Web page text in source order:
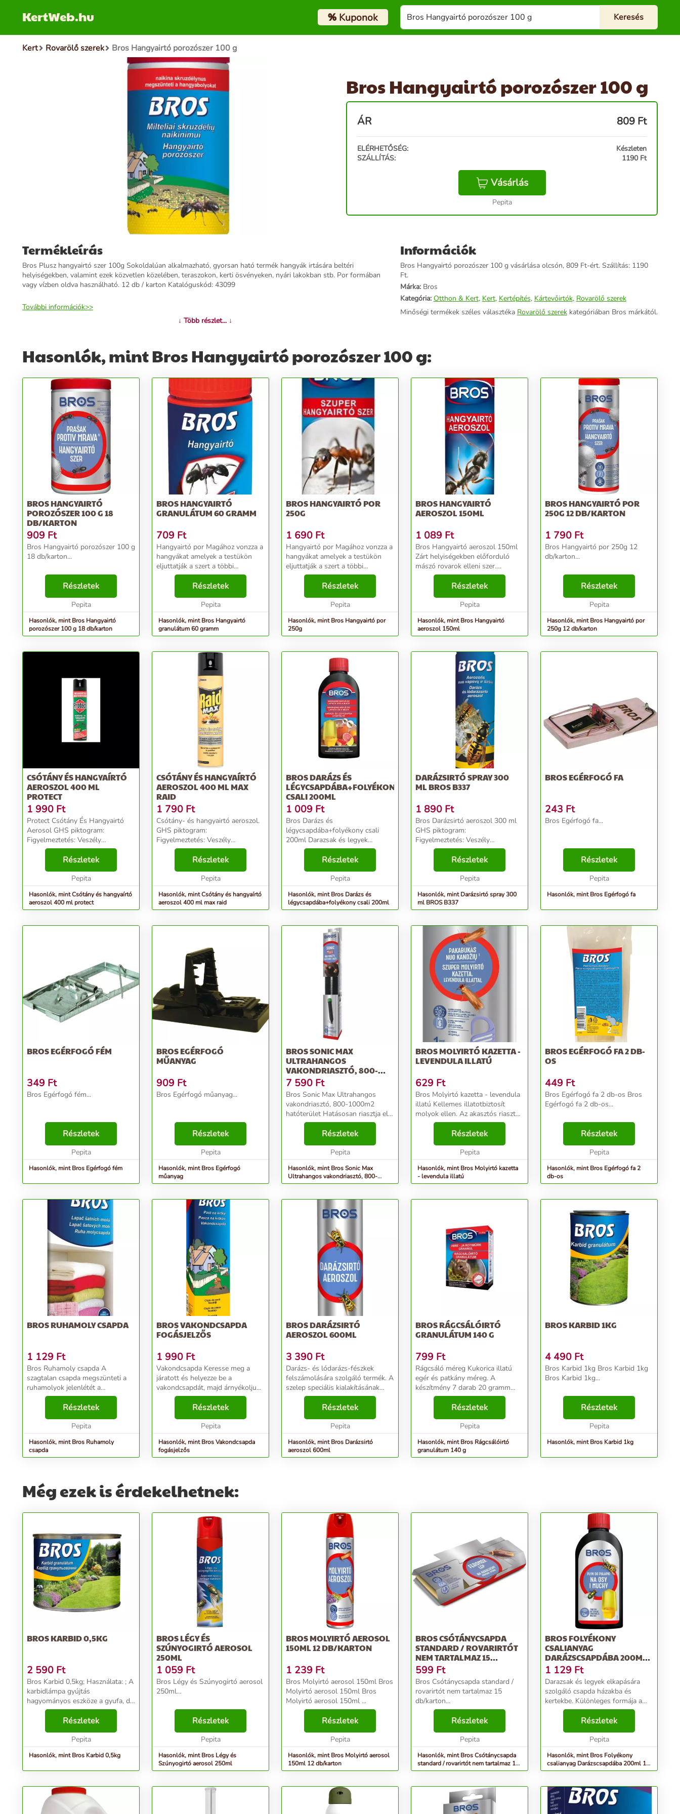
KertWeb.hu %Kuponok
Kert Rovarölő szerek Bros Hangyairtó porozószer 100 g
Bros Hangyairtó porozószer 100 g
ÁR 809 Ft
ELÉRHETŐSÉG:
Készleten
SZÁLLÍTÁS:
1190 Ft
Vásárlás
Pepita
Termékleírás
Bros Plusz hangyairtó szer 100g Sokoldalúan alkalmazható, gyorsan ható termék hangyák irtására beltéri
helyiségekben, valamint ezek közvetlen közelében, teraszokon, kerti ösvényeken, nyári lakokban stb. Por formában
vagy vízben oldva használható. 12 db / karton Katalóguskód: 43099
További információk>>
↓ Több részlet... ↓
Információk
Bros Hangyairtó porozószer 100 g vásárlása olcsón, 809 Ft-ért. Szállítás: 1190
Ft.
Márka:Bros
Kategória: Otthon & Kert, Kert, Kertépítés, Kártevőirtók, Rovarölő szerek
Minőségi termékek széles választéka Rovarölő szerekkategóriában Bros márkától.
Hasonlók, mint Bros Hangyairtó porozószer 100 g:
BROS HANGYAIRTÓ
POROZÓSZER 100 G 18
DB/KARTON
909 Ft
Bros Hangyairtó porozószer 100 g
18 db/karton...
Részletek
Pepita
Hasonlók, mint Bros Hangyairtó
porozószer 100 g 18 db/karton
BROS HANGYAIRTÓ
GRANULÁTUM 60 GRAMM
709 Ft
Hangyairtó por Magához vonzza a
hangyákat amelyek a testükön
eljuttatják a szert a többi
hangyához ezáltal pár nap alatt
csökken a számuk majd
fokozatosan eltűnnek. Oda kell
szórni ahol a hangyák s...
Részletek
Pepita
Hasonlók, mint Bros Hangyairtó
granulátum 60 gramm
BROS HANGYAIRTÓ POR
250G
1 690 Ft
Hangyairtó por Magához vonzza a
hangyákat amelyek a testükön
eljuttatják a szert a többi
hangyához ezáltal pár nap alatt
csökken a számuk majd
fokozatosan eltűnnek. Oda kell
szórni ahol a hangyák s...
Részletek
Pepita
Hasonlók, mint Bros Hangyairtó por
250g
BROS HANGYAIRTÓ
AEROSZOL 150ML
1 089 Ft
Bros Hangyairtó aeroszol 150ml
Zárt helyiségekben előforduló
mászó rovarok elleni szer.
Hatásos szer csótányok,
svábbogarak, ezüst pikkelyke és
hangya ellen. Speciális
összetételénél fogva a készít...
Részletek
Pepita
Hasonlók, mint Bros Hangyairtó
aeroszol 150ml
BROS HANGYAIRTÓ POR
250G 12 DB/KARTON
1 790 Ft
Bros Hangyairtó por 250g 12
db/karton...
Részletek
Pepita
Hasonlók, mint Bros Hangyairtó por
250g 12 db/karton
CSÓTÁNY ÉS HANGYAÍRTÓ
AEROSZOL 400 ML
PROTECT
1 990 Ft
Protect Csótány És Hangyairtó
Aerosol GHS piktogram:
Figyelmeztetés: Veszély
Figyelmeztető (H) mondatok:
H222 Rendkívül tűzveszélyes
aeroszol. H229 Az edényben
túlnyomás uralkodik: hő hatására
Részletek
Pepita
Hasonlók, mint Csótány és hangyaírtó
aeroszol 400 ml protect
CSÓTÁNY ÉS HANGYAÍRTÓ
AEROSZOL 400 ML MAX
RAID
1 790 Ft
Csótány- és hangyairtó aeroszol.
GHS piktogram:
Figyelmeztetés: Veszély
Figyelmeztető (H) mondatok:
H222 Rendkívül tűzveszélyes
aeroszol. H229 Az edényben
túlnyomás uralkodik: hő hatására
Részletek
Pepita
Hasonlók, mint Csótány és hangyaírtó
aeroszol 400 ml max raid
BROS DARÁZS ÉS
LÉGYCSAPDÁBA+FOLYÉKONY
CSALI 200ML
1 009 Ft
Bros Darázs és
légycsapdába+folyékony csali
200ml Darazsak és legyek
jelenlétét a kertben és a ház körül
nyomon követő csapda folyadék.
A folyékony csali feromont és
természetes illatokat tartalmaz,...
Részletek
Pepita
Hasonlók, mint Bros Darázs és
légycsapdába+folyékony csali 200ml
DARÁZSIRTÓ SPRAY 300
ML BROS B337
1 890 Ft
Bros Darázsirtó aeroszol 300 ml
GHS piktogram:
Figyelmeztetés: Veszély
Figyelmeztető (H) mondatok:
H222 Rendkívül tűzveszélyes
aeroszol. H229 Az edényben
túlnyomás uralkodik: hő hatására
Részletek
Pepita
Hasonlók, mint Darázsirtó spray 300
ml BROS B337
BROS EGÉRFOGÓ FA
243 Ft
Bros Egérfogó fa...
Részletek
Pepita
Hasonlók, mint Bros Egérfogó fa
BROS EGÉRFOGÓ FÉM
349 Ft
Bros Egérfogó fém...
Részletek
Pepita
Hasonlók, mint Bros Egérfogó fém
BROS EGÉRFOGÓ
MŰANYAG
909 Ft
Bros Egérfogó műanyag...
Részletek
Pepita
Hasonlók, mint Bros Egérfogó
műanyag
BROS SONIC MAX
ULTRAHANGOS
VAKONDRIASZTÓ, 800-
1000M2 HATÓTERÜLET
7 590 Ft
Bros Sonic Max Ultrahangos
vakondriasztó, 800-1000m2
hatóterület Hatásosan riasztja el a
vakondokat, mezei egereket, és
más rágcsálókat. Környezetbarát
módon működik, vegyszerek
bevetése nélkül. El...
Részletek
Pepita
Hasonlók, mint Bros Sonic Max
Ultrahangos vakondriasztó, 800-
1000m2 hatóterület
BROS MOLYIRTÓ KAZETTA -
LEVENDULA ILLATÚ
629 Ft
Bros Molyirtó kazetta - levendula
illatú Kellemes illatotbiztosít
molyok ellen. Az akasztós riasztót
szekrényben, fiókban és
ruhatárolóban lehet elhelyezni....
Részletek
Pepita
Hasonlók, mint Bros Molyirtó kazetta
- levendula illatú
BROS EGÉRFOGÓ FA 2 DB-
OS
449 Ft
Bros Egérfogó fa 2 db-os Bros
Egérfogó fa 2 db-os...
Részletek
Pepita
Hasonlók, mint Bros Egérfogó fa 2
db-os
BROS RUHAMOLY CSAPDA
1 129 Ft
Bros Ruhamoly csapda A
szagtalan csapda megszünteti a
ruhamolyok jelenlétét a
szekrényben és fiókokban. A
ragasztóban lévő, csapdát bevonó
feromon tartalomnak
köszönhetően magához vonzza és
Részletek
Pepita
Hasonlók, mint Bros Ruhamoly
csapda
BROS VAKONDCSAPDA
FOGÁSJELZŐS
1 990 Ft
Vakondcsapda Keresse meg a
járatott és helyezze be a
vakondcsapdát, majd árnyékoljuk
le, hogy ne kerüljön fény a
járatba. Miután belépett
a vakondba, a csőben lévő retesz
megakadályozza, hogy távoz...
Részletek
Pepita
Hasonlók, mint Bros Vakondcsapda
fogásjelzős
BROS DARÁZSIRTÓ
AEROSZOL 600ML
3 390 Ft
Darázs- és lódarázs-fészkek
felszámolására szolgáló termék. A
szelep speciális kialakításának
köszönhetően a permetezés
biztonságos távolságból
végrehajtható, akár 5 méterről is,
aminek révén csökken ...
Részletek
Pepita
Hasonlók, mint Bros Darázsirtó
aeroszol 600ml
BROS RÁGCSÁLÓIRTÓ
GRANULÁTUM 140 G
799 Ft
Rágcsáló méreg Kukorica illatú
egér és patkány méreg. A
készítmény 7 darab 20 gramm
kiszerelésbe van zacskózva.
Előnye, hogy nem Ön nem
érintkezik a mérggel. Kártevő a
vonzó illat véget a zacskót m...
Részletek
Pepita
Hasonlók, mint Bros Rágcsálóirtó
granulátum 140 g
BROS KARBID 1KG
4 490 Ft
Bros Karbid 1kg Bros Karbid 1kg
Bros Karbid 1kg...
Részletek
Pepita
Hasonlók, mint Bros Karbid 1kg
Még ezek is érdekelhetnek:
BROS KARBID 0,5KG
2 590 Ft
Bros Karbid 0,5kg; Használata: ; A
karbidlámpa gyújtás
hagyományos eszköze a gyufa, de
a barlangi nedves ; levegő miatt a
még vízhatlan zacskóban tartott
gyufával is csak 2-3 alkalommal
lehet a lámpát...
Részletek
Pepita
Hasonlók, mint Bros Karbid 0,5kg
BROS LÉGY ÉS
SZÚNYOGIRTÓ AEROSOL
250ML
1 059 Ft
Bros Légy és Szúnyogirtó aerosol
250ml...
Részletek
Pepita
Hasonlók, mint Bros Légy és
Szúnyogirtó aerosol 250ml
BROS MOLYIRTÓ AEROSOL
150ML 12 DB/KARTON
1 239 Ft
Bros Molyirtó aerosol 150ml Bros
Molyirtó aerosol 150ml Bros
Molyirtó aerosol 150ml ...
Részletek
Pepita
Hasonlók, mint Bros Molyirtó aerosol
150ml 12 db/karton
BROS CSÓTÁNYCSAPDA
STANDARD / ROVARIRTÓT
NEM TARTALMAZ 15
DB/KARTON
599 Ft
Bros Csótánycsapda standard /
rovarirtót nem tartalmaz 15
db/karton...
Részletek
Pepita
Hasonlók, mint Bros Csótánycsapda
standard / rovarirtót nem tartalmaz 15
db/karton
BROS FOLYÉKONY
CSALIANYAG
DARÁZSCSAPDÁBA 200ML
12 DB/KARTON
1 129 Ft
Darazsak és legyek elkapására
szolgáló csapda házakba és
kertekbe. Különleges formája a
csapdába tartja a rovarokat, a
benne található természetes
illatanyag (kb 4 hétig hatásos)
pedig oda vonzza őket...
Részletek
Pepita
Hasonlók, mint Bros Folyékony
csalianyag Darázscsapdába 200ml 12
db/karton